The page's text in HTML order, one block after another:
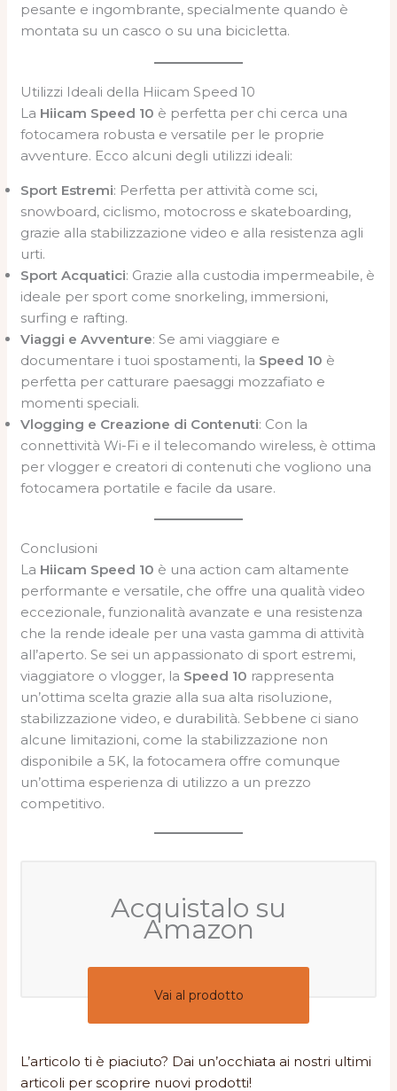
pesante e ingombrante, specialmente quando è
montata su un casco o su una bicicletta.
Utilizzi Ideali della Hiicam Speed 10
La Hiicam Speed 10 è perfetta per chi cerca una
fotocamera robusta e versatile per le proprie
avventure. Ecco alcuni degli utilizzi ideali:
Sport Estremi: Perfetta per attività come sci,
snowboard, ciclismo, motocross e skateboarding,
grazie alla stabilizzazione video e alla resistenza agli
urti.
Sport Acquatici: Grazie alla custodia impermeabile, è
ideale per sport come snorkeling, immersioni,
surfing e rafting.
Viaggi e Avventure: Se ami viaggiare e
documentare i tuoi spostamenti, la Speed 10 è
perfetta per catturare paesaggi mozzafiato e
momenti speciali.
Vlogging e Creazione di Contenuti: Con la
connettività Wi-Fi e il telecomando wireless, è ottima
per vlogger e creatori di contenuti che vogliono una
fotocamera portatile e facile da usare.
Conclusioni
La Hiicam Speed 10 è una action cam altamente
performante e versatile, che offre una qualità video
eccezionale, funzionalità avanzate e una resistenza
che la rende ideale per una vasta gamma di attività
all’aperto. Se sei un appassionato di sport estremi,
viaggiatore o vlogger, la Speed 10 rappresenta
un’ottima scelta grazie alla sua alta risoluzione,
stabilizzazione video, e durabilità. Sebbene ci siano
alcune limitazioni, come la stabilizzazione non
disponibile a 5K, la fotocamera offre comunque
un’ottima esperienza di utilizzo a un prezzo
competitivo.
Acquistalo su
Amazon
Vai al prodotto
L’articolo ti è piaciuto? Dai un’occhiata ai nostri ultimi
articoli per scoprire nuovi prodotti!